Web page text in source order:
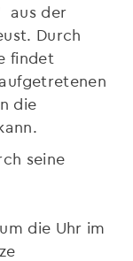
aus der
Durch
findet
die
seine
die Uhr im